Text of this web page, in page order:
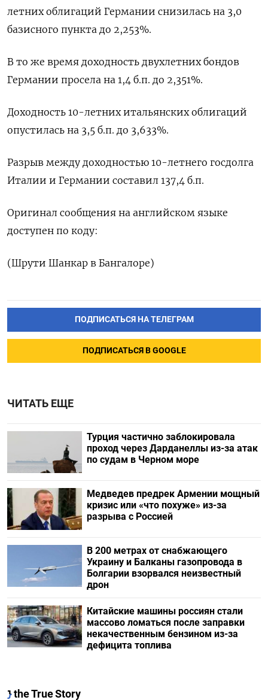
летних облигаций Германии снизилась на 3,0
базисного пункта до 2,253%.
В то же время доходность двухлетних бондов
Германии просела на 1,4 б.п. до 2,351%.
Доходность 10-летних итальянских облигаций
опустилась на 3,5 б.п. до 3,633%.
Разрыв между доходностью 10-летнего госдолга
Италии и Германии составил 137,4 б.п.
Оригинал сообщения на английском языке
доступен по коду:
(Шрути Шанкар в Бангалоре)
ПОДПИСАТЬСЯ НА ТЕЛЕГРАМ
ПОДПИСАТЬСЯ В GOOGLE
ЧИТАТЬ ЕЩЕ
Турция частично заблокировала
проход через Дарданеллы из-за атак
по судам в Черном море
Медведев предрек Армении мощный
кризис или «что похуже» из-за
разрыва с Россией
В 200 метрах от снабжающего
Украину и Балканы газопровода в
Болгарии взорвался неизвестный
дрон
Китайские машины россиян стали
массово ломаться после заправки
некачественным бензином из-за
дефицита топлива